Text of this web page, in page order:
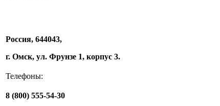
Россия, 644043,
г. Омск, ул. Фрунзе 1, корпус 3.
Телефоны:
8 (800) 555-54-30